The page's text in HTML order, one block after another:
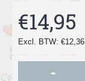
€14,95
Excl. BTW: €12,36
-